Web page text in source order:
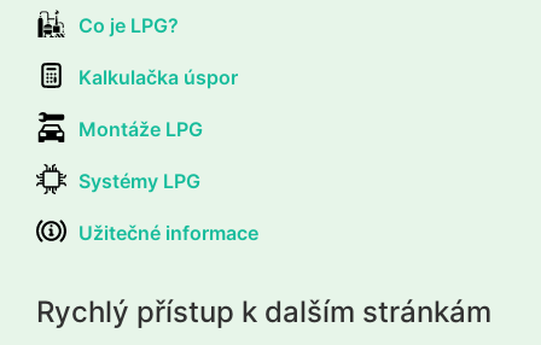
Co je LPG?
Kalkulačka úspor
Montáže LPG
Systémy LPG
Užitečné informace
Rychlý přístup k dalším stránkám